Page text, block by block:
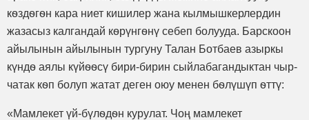
кѳздѳгѳн кара ниет кишилер жана кылмышкерлердин
жазасыз калгандай кѳрүнгѳнү себеп болууда. Барскоон
айылынын айылынын тургуну Талан Ботбаев азыркы
күндѳ аялы күйѳѳсү бири-бирин сыйлабагандыктан чыр-
чатак кѳп болуп жатат деген оюу менен бѳлүшүп ѳттү:
«Мамлекет үй-бүлѳдѳн курулат. Чоң мамлекет